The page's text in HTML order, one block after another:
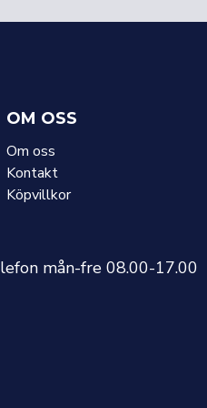
OM OSS
Om oss
Kontakt
Köpvillkor
mån-fre 08.00-17.00